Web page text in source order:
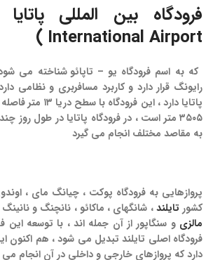
فرودگاه بین المللی پاتایا
International Airport )
که به اسم فرودگاه یو – تاپائو شناخته می شود
پاتایا دارد ، این
۳۵۰۵ متر است ، در فرودگاه پاتایا در طول روز
به مقاصد مختلف انجام می گیرد
پروازهایی به فرودگاه پوکت ، چیانگ مای ،
کشور تایلند، شانگهای ، ماکائو ، نانچنگ و نانینگ
مالزی و سنگاپور از آن جمله اند ، با توسعه این
فرودگاه اصلی تایلند تبدیل می شود ، هم اکنون
دارد که پروازهای خارجی و داخلی در آن انجام